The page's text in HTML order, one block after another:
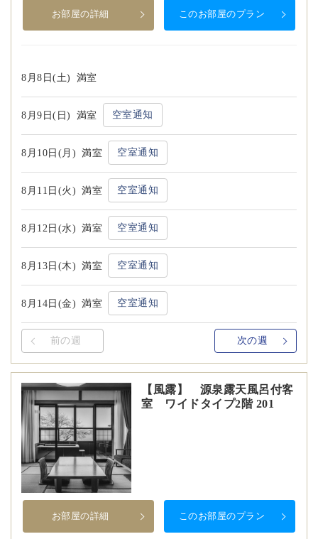
お部屋の詳細 このお部屋のプラン
8月8日(土) 満室
8月9日(日) 満室 空室通知
8月10日(月) 満室 空室通知
8月11日(火) 満室 空室通知
8月12日(水) 満室 空室通知
8月13日(木) 満室 空室通知
8月14日(金) 満室 空室通知
前の週 次の週
【風露】 源泉露天風呂付客
室 ワイドタイプ2階 201
お部屋の詳細 このお部屋のプラン